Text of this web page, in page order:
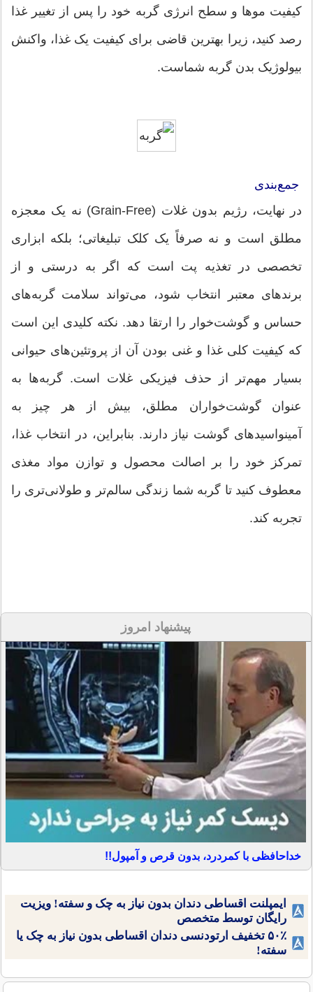
کیفیت موها و سطح انرژی گربه خود را پس از تغییر غذا
رصد کنید، زیرا بهترین قاضی برای کیفیت یک غذا، واکنش
بیولوژیک بدن گربه شماست.
جمع‌بندی
در نهایت، رژیم بدون غلات (Grain-Free) نه یک معجزه
مطلق است و نه صرفاً یک کلک تبلیغاتی؛ بلکه ابزاری
تخصصی در تغذیه پت است که اگر به درستی و از
برندهای معتبر انتخاب شود، می‌تواند سلامت گربه‌های
حساس و گوشت‌خوار را ارتقا دهد. نکته کلیدی این است
که کیفیت کلی غذا و غنی بودن آن از پروتئین‌های حیوانی
بسیار مهم‌تر از حذف فیزیکی غلات است. گربه‌ها به
عنوان گوشت‌خواران مطلق، بیش از هر چیز به
آمینواسیدهای گوشت نیاز دارند. بنابراین، در انتخاب غذا،
تمرکز خود را بر اصالت محصول و توازن مواد مغذی
معطوف کنید تا گربه شما زندگی سالم‌تر و طولانی‌تری را
تجربه کند.
پیشنهاد امروز
خداحافظی با کمردرد، بدون قرص و آمپول!!
ایمپلنت اقساطی دندان بدون نیاز به چک و سفته! ویزیت
رایگان توسط متخصص
۵۰٪ تخفیف ارتودنسی دندان اقساطی بدون نیاز به چک یا
سفته!